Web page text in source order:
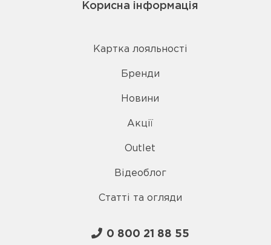
Корисна інформація
Картка лояльності
Бренди
Новини
Акції
Outlet
Відеоблог
Статті та огляди
0 800 21 88 55